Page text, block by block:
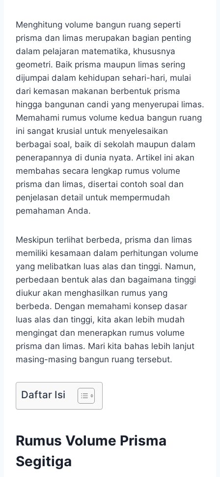
Menghitung volume bangun ruang seperti
prisma dan limas merupakan bagian penting
dalam pelajaran matematika, khususnya
geometri. Baik prisma maupun limas sering
dijumpai dalam kehidupan sehari-hari, mulai
dari kemasan makanan berbentuk prisma
hingga bangunan candi yang menyerupai limas.
Memahami rumus volume kedua bangun ruang
ini sangat krusial untuk menyelesaikan
berbagai soal, baik di sekolah maupun dalam
penerapannya di dunia nyata. Artikel ini akan
membahas secara lengkap rumus volume
prisma dan limas, disertai contoh soal dan
penjelasan detail untuk mempermudah
pemahaman Anda.
Meskipun terlihat berbeda, prisma dan limas
memiliki kesamaan dalam perhitungan volume
yang melibatkan luas alas dan tinggi. Namun,
perbedaan bentuk alas dan bagaimana tinggi
diukur akan menghasilkan rumus yang
berbeda. Dengan memahami konsep dasar
luas alas dan tinggi, kita akan lebih mudah
mengingat dan menerapkan rumus volume
prisma dan limas. Mari kita bahas lebih lanjut
masing-masing bangun ruang tersebut.
Daftar Isi
Rumus Volume Prisma
Segitiga